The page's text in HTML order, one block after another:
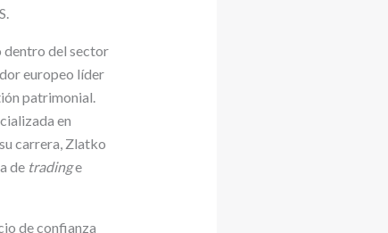
dentro del sector
europeo líder
patrimonial.
en
carrera, Zlatko
de tradinge
de confianza